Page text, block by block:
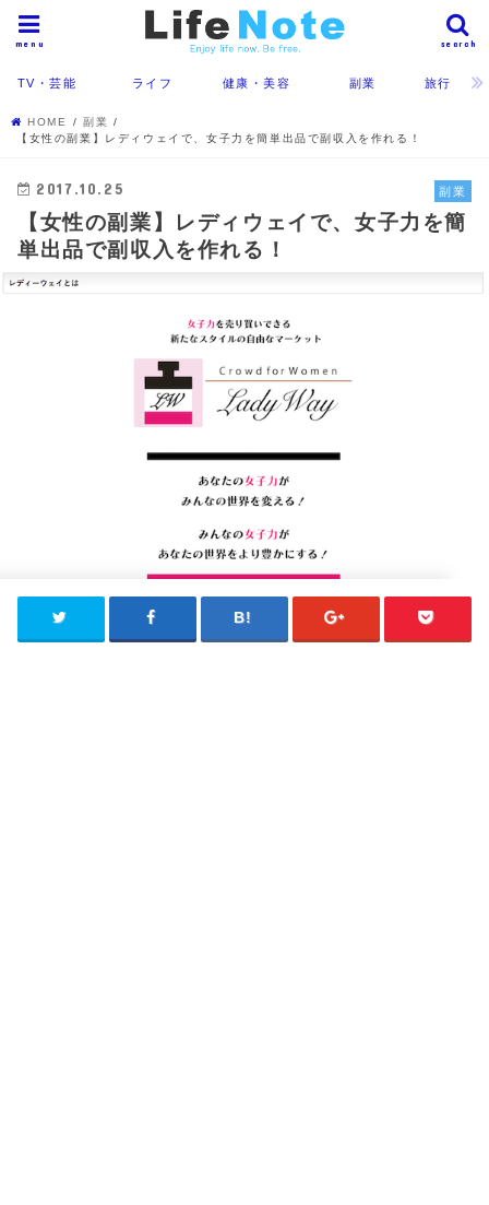
search
menu
TV・芸能 ライフ 健康・美容 副業 旅行
HOME
副業
【女性の副業】レディウェイで、女子力を簡単出品で副収入を作れる！
副業
2017.10.25
【女性の副業】レディウェイで、女子力を簡
単出品で副収入を作れる！